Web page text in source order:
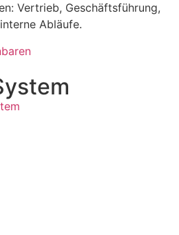
Vertrieb, Geschäftsführung,
Abläufe.